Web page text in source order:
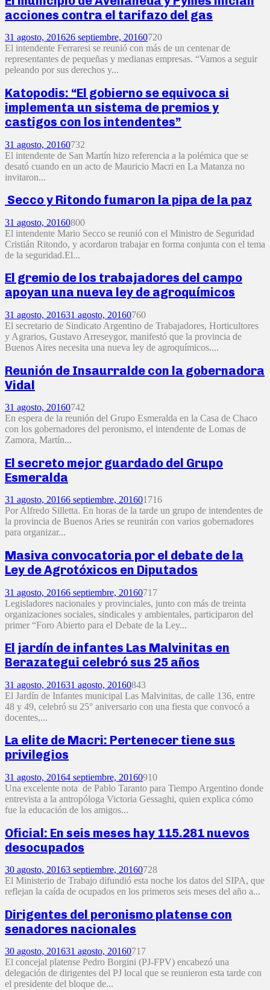
acciones contra el tarifazo del gas
31 agosto, 201626 septiembre, 20160720
El intendente Ferraresi se reunió con más de un centenar de
representantes de pequeñas y medianas empresas. “Vamos a seguir
peleando por sus derechos y...
Katopodis: “El gobierno se equivoca si
implementa un sistema de premios y
castigos con los intendentes”
31 agosto, 20160732
El intendente de San Martín hizo referencia a la polémica que se
desató cuando en un acto de Mauricio Macri en La Matanza no
invitaron...
Secco y Ritondo fumaron la pipa de la paz
31 agosto, 20160800
El intendente Mario Secco se reunió con el Ministro de Seguridad
Cristián Ritondo, y acordaron trabajar en forma conjunta con el tema
de la seguridad.El...
El gremio de los trabajadores del campo
apoyan una nueva ley de agroquímicos
31 agosto, 201631 agosto, 20160760
El secretario de Sindicato Argentino de Trabajadores, Horticultores
y Agrarios, Gustavo Arreseygor, manifestó que la provincia de
Buenos Aires necesita una nueva ley de agroquímicos....
Reunión de Insaurralde con la gobernadora
Vidal
31 agosto, 20160742
En espera de la reunión del Grupo Esmeralda en la Casa de Chaco
con los gobernadores del peronismo, el intendente de Lomas de
Zamora, Martín...
El secreto mejor guardado del Grupo
Esmeralda
31 agosto, 20166 septiembre, 201601716
Por Alfredo Silletta. En horas de la tarde un grupo de intendentes de
la provincia de Buenos Aries se reunirán con varios gobernadores
para organizar...
Masiva convocatoria por el debate de la
Ley de Agrotóxicos en Diputados
31 agosto, 20166 septiembre, 20160717
Legisladores nacionales y provinciales, junto con más de treinta
organizaciones sociales, sindicales y ambientales, participaron del
primer “Foro Abierto para el Debate de la Ley...
El jardín de infantes Las Malvinitas en
Berazategui celebró sus 25 años
31 agosto, 201631 agosto, 20160843
El Jardín de Infantes municipal Las Malvinitas, de calle 136, entre
48 y 49, celebró su 25° aniversario con una fiesta que convocó a
docentes,...
La elite de Macri: Pertenecer tiene sus
privilegios
31 agosto, 20164 septiembre, 20160910
Una excelente nota de Pablo Taranto para Tiempo Argentino donde
entrevista a la antropóloga Victoria Gessaghi, quien explica cómo
fue la educación de los amigos...
Oficial: En seis meses hay 115.281 nuevos
desocupados
30 agosto, 20163 septiembre, 20160728
El Ministerio de Trabajo difundió esta noche los datos del SIPA, que
reflejan la caída de ocupados en los primeros seis meses del año a...
Dirigentes del peronismo platense con
senadores nacionales
30 agosto, 201631 agosto, 20160717
El concejal platense Pedro Borgini (PJ-FPV) encabezó una
delegación de dirigentes del PJ local que se reunieron esta tarde con
el presidente del bloque de...